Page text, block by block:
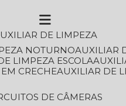
AUXILIAR DE LIMPEZA
NOTURNO
LIMPEZA ESCOLA
CRECHE
AUXILIAR DE
DE CÂMERAS